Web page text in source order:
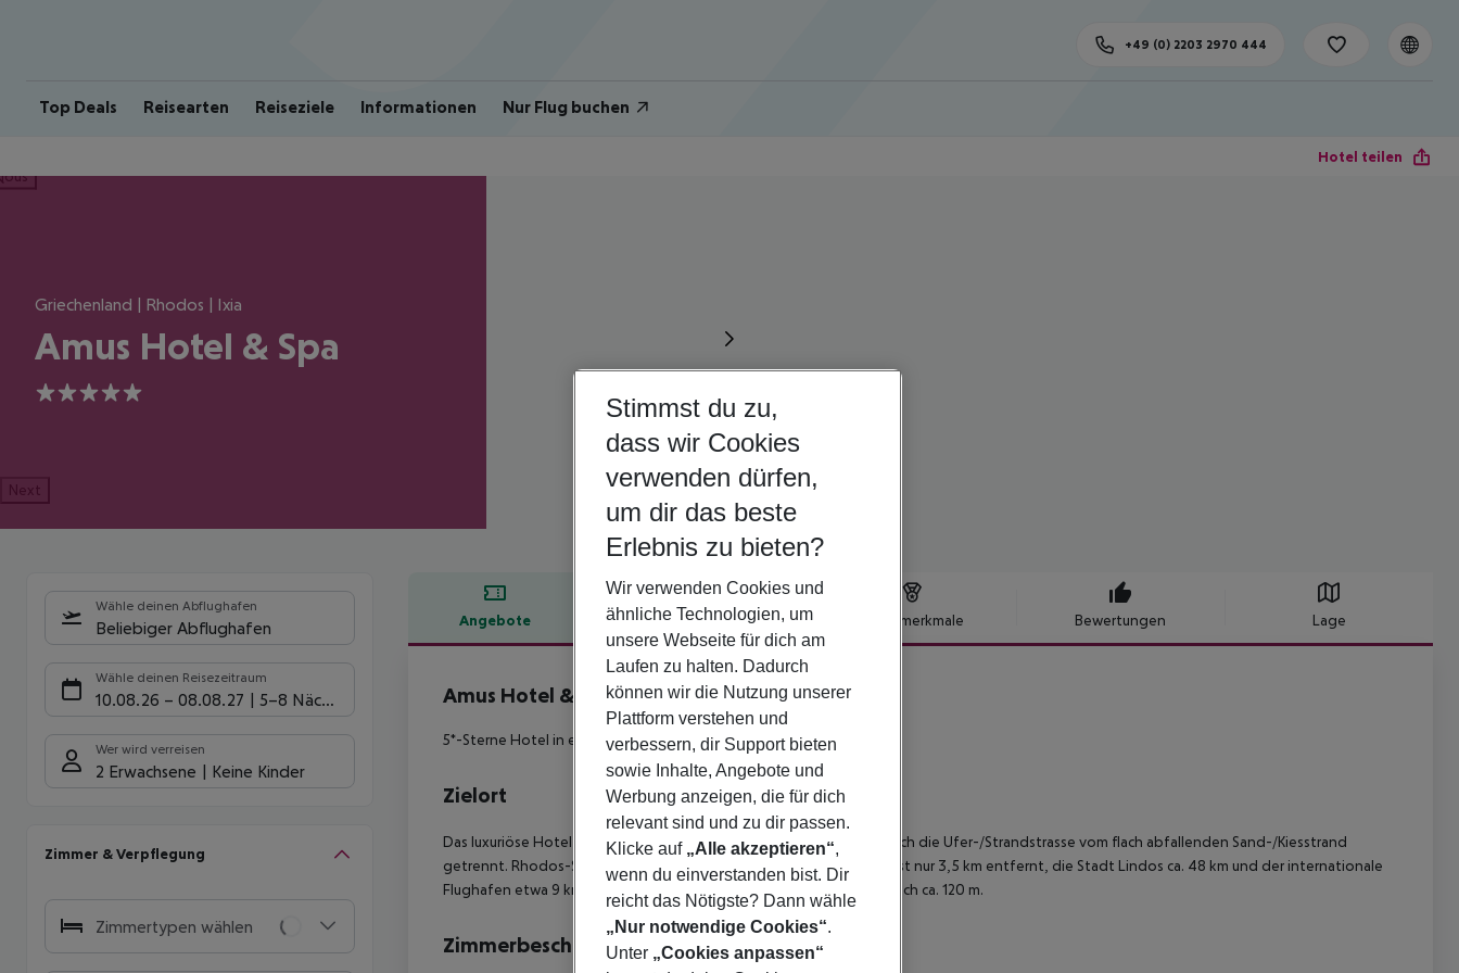
Top Deals Reisearten Reiseziele Informationen Nur Flug buchen
+49 (0) 2203 2970 444
Hotel teilen
Griechenland | Rhodos | Ixia
Amus Hotel & Spa
5
Next
Wähle deinen Abflughafen
Beliebiger Abflughafen
Wähle deinen Reisezeitraum
10.08.26 – 08.08.27 5-8 Nächte
Wer wird verreisen
2 Erwachsene Keine Kinder
Zimmer & Verpflegung
Zimmertypen wählen
Angebote Hotelbeschreibung Hotelmerkmale Bewertungen Lage
Hotelbeschreibung
Amus Hotel & Spa
5
5*-Sterne Hotel in erstklassiger Lage!
Zielort
Das luxuriöse Hotel liegt direkt im malerischen Ort Ixia und ist nur durch die Ufer-/Strandstrasse vom flach abfallenden Sand-/Kiesstrand
getrennt. Rhodos-Stadt mit ihren zahlreichen Sehenswürdigkeiten ist nur 3,5 km entfernt, die Stadt Lindos ca. 48 km und der internationale
Flughafen etwa 9 km. Eine öffentliche Bushaltestelle erreichen Sie nach ca. 120 m.
Zimmerbeschreibung
Stimmst du zu,
dass wir Cookies
verwenden dürfen,
um dir das beste
Erlebnis zu bieten?
Wir verwenden Cookies und
ähnliche Technologien, um
unsere Webseite für dich am
Laufen zu halten. Dadurch
können wir die Nutzung unserer
Plattform verstehen und
verbessern, dir Support bieten
sowie Inhalte, Angebote und
Werbung anzeigen, die für dich
relevant sind und zu dir passen.
Klicke auf „Alle akzeptieren“,
wenn du einverstanden bist. Dir
reicht das Nötigste? Dann wähle
„Nur notwendige Cookies“.
Unter „Cookies anpassen“